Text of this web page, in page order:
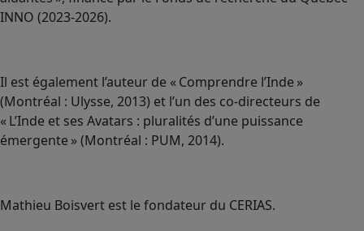
INNO (2023-2026).
Il est également l’auteur de « Comprendre l’Inde »
(Montréal : Ulysse, 2013) et l’un des co-directeurs de
« L’Inde et ses Avatars : pluralités d’une puissance
émergente » (Montréal : PUM, 2014).
Mathieu Boisvert est le fondateur du CERIAS.